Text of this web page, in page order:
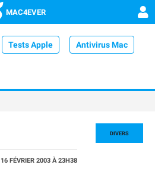
MAC4EVER
Tests Apple Antivirus Mac
DIVERS
16 FÉVRIER 2003 À 23H38